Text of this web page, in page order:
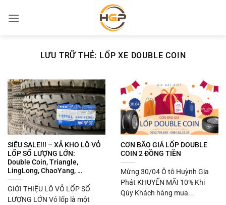
qua
LƯU TRỮ THẺ: LỐP XE DOUBLE COIN
SIÊU SALE!!! – XẢ KHO LÔ VỎ
LỐP SỐ LƯỢNG LỚN:
Double Coin, Triangle,
LingLong, ChaoYang, …
GIỚI THIỆU LÔ VỎ LỐP SỐ
LƯỢNG LỚN Vỏ lốp là một
CƠN BÃO GIÁ LỐP DOUBLE
COIN 2 ĐỒNG TIỀN
Mừng 30/04 Ô tô Huỳnh Gia
Phát KHUYẾN MÃI 10% Khi
Qúy Khách hàng mua...